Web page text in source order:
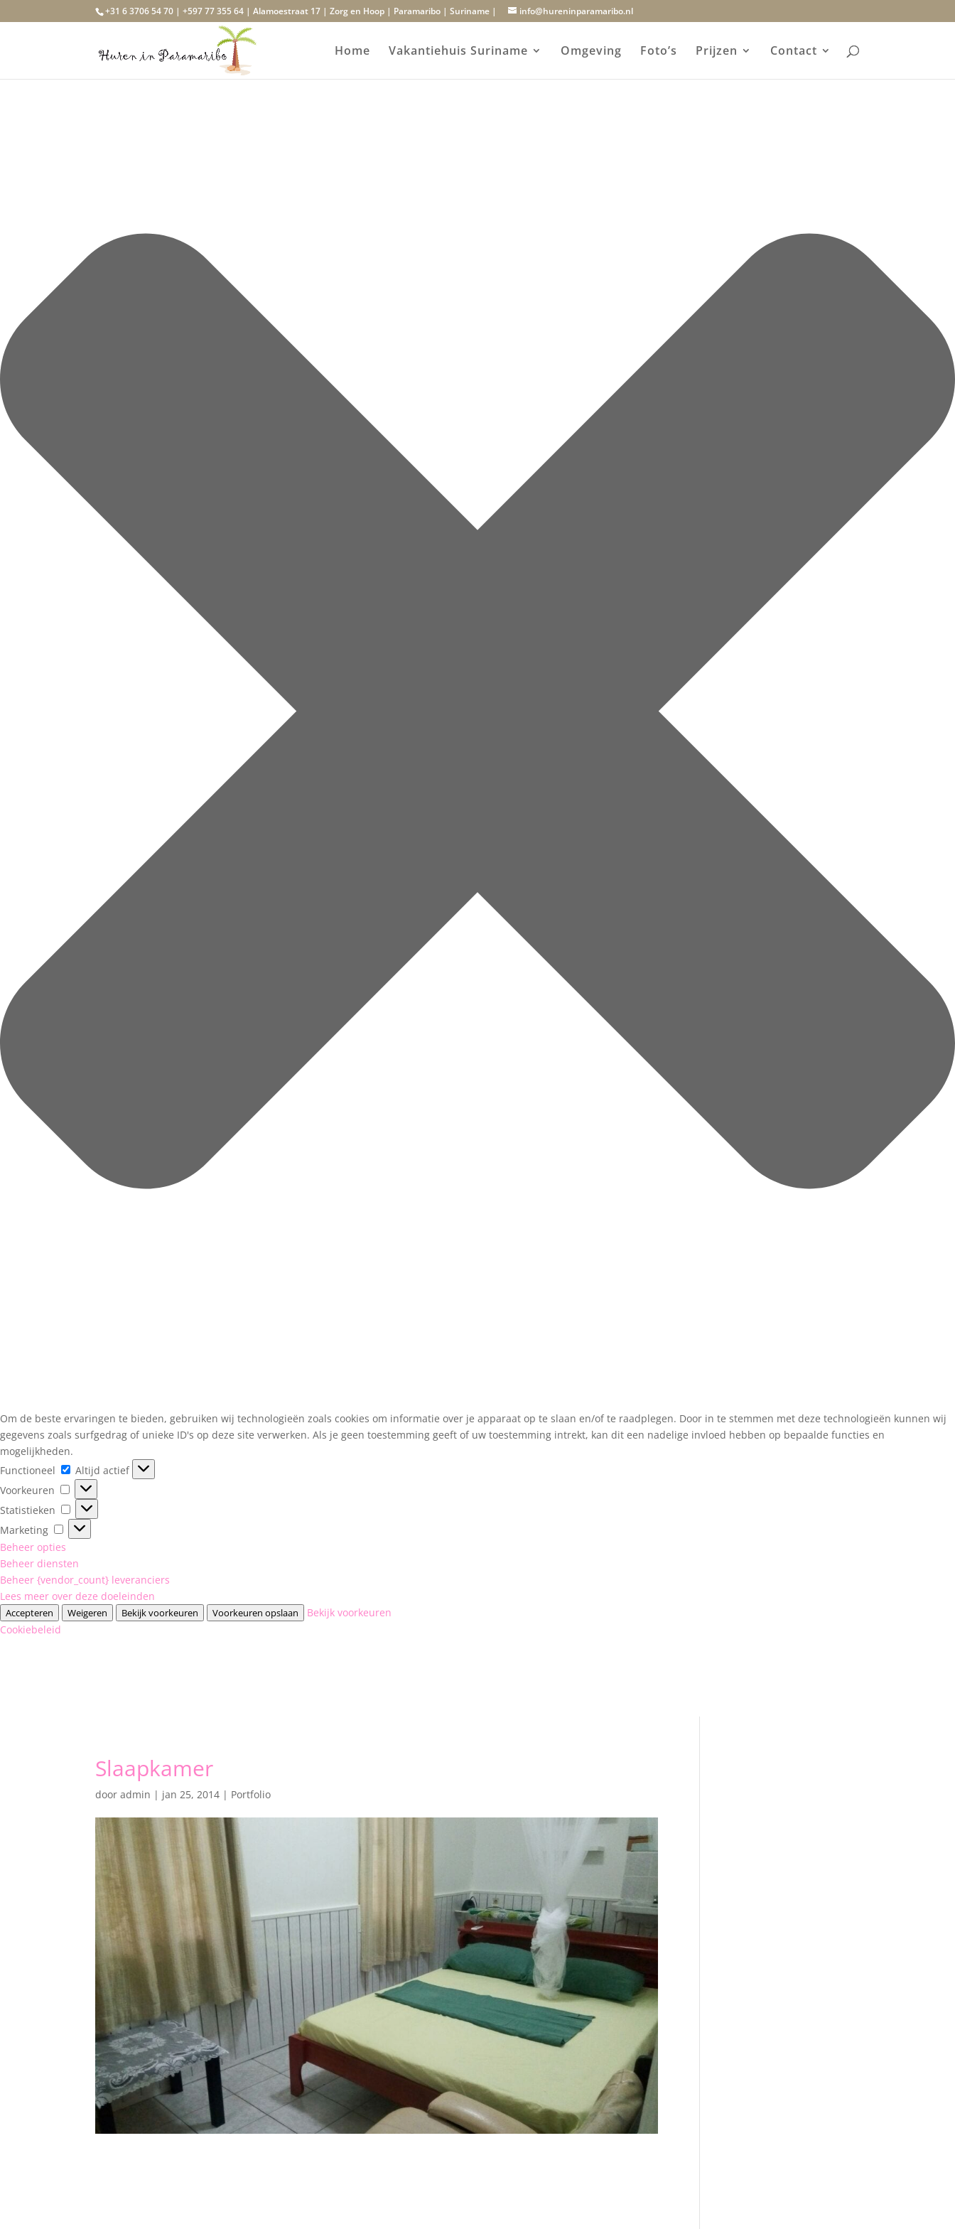
Beheer toestemming
Om de beste ervaringen te bieden, gebruiken wij technologieën zoals cookies om informatie over je apparaat op te slaan en/of te raadplegen. Door in te stemmen met deze technologieën kunnen wij
gegevens zoals surfgedrag of unieke ID's op deze site verwerken. Als je geen toestemming geeft of uw toestemming intrekt, kan dit een nadelige invloed hebben op bepaalde functies en
mogelijkheden.
Functioneel
Functioneel
Altijd actief
Voorkeuren
Voorkeuren
Statistieken
Statistieken
Marketing
Marketing
Beheer opties
Beheer diensten
Beheer {vendor_count} leveranciers
Lees meer over deze doeleinden
Accepteren Weigeren Bekijk voorkeuren Voorkeuren opslaan
Bekijk voorkeuren
Cookiebeleid
+31 6 3706 54 70 | +597 77 355 64 | Alamoestraat 17 | Zorg en Hoop | Paramaribo | Suriname | info@hureninparamaribo.nl
Home Vakantiehuis Suriname Omgeving Foto’s Prijzen Contact
Slaapkamer
dooradmin | jan 25, 2014 | Portfolio